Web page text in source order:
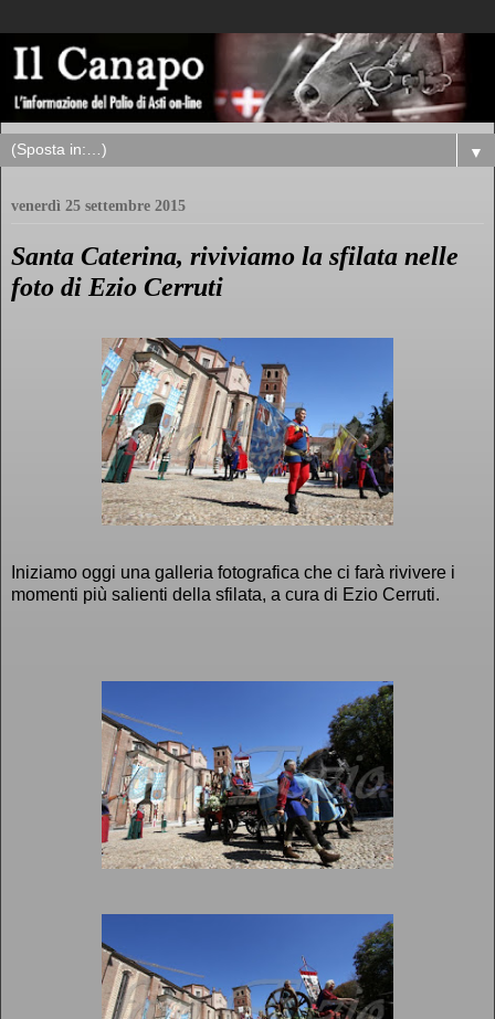
▼
venerdì 25 settembre 2015
Santa Caterina, riviviamo la sfilata nelle
foto di Ezio Cerruti
Iniziamo oggi una galleria fotografica che ci farà rivivere i
momenti più salienti della sfilata, a cura di Ezio Cerruti.